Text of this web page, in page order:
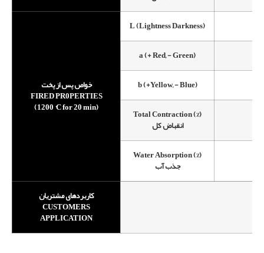
خواص پس از پخت
FIRED PR0PERTIES
(1200 °C for 20 min)
L (Lightness Darkness)
a (+ Red, - Green)
b (+Yellow, - Blue)
Total Contraction (%)
انقباض کل
Water Absorption (%)
جذب آب
کاربردهای مشتریان
CUSTOMERS
APPLICATION